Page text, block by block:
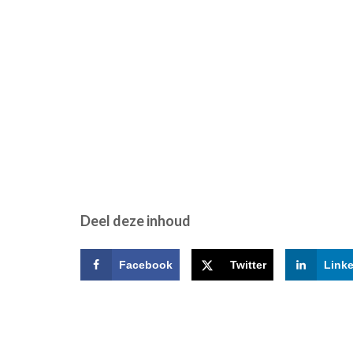
Deel deze inhoud
Facebook Twitter